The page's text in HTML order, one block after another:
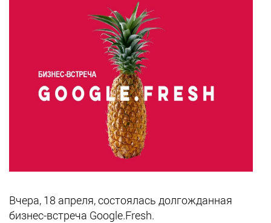
Вчера, 18 апреля, состоялась долгожданная
бизнес-встреча Google.Fresh.